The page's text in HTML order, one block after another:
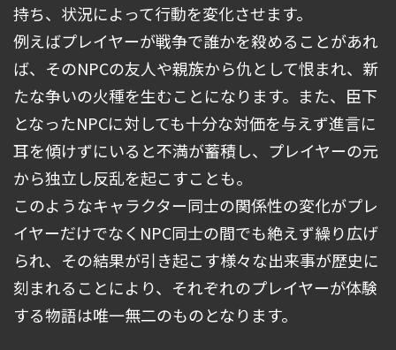
持ち、状況によって行動を変化させます。
例えばプレイヤーが戦争で誰かを殺めることがあれ
ば、そのNPCの友人や親族から仇として恨まれ、新
たな争いの火種を生むことになります。また、臣下
となったNPCに対しても十分な対価を与えず進言に
耳を傾けずにいると不満が蓄積し、プレイヤーの元
から独立し反乱を起こすことも。
このようなキャラクター同士の関係性の変化がプレ
イヤーだけでなくNPC同士の間でも絶えず繰り広げ
られ、その結果が引き起こす様々な出来事が歴史に
刻まれることにより、それぞれのプレイヤーが体験
する物語は唯一無二のものとなります。